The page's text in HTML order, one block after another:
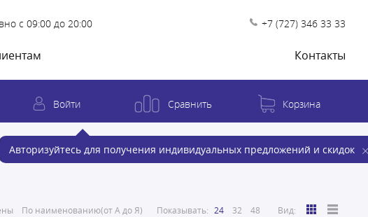
с 09:00 до 20:00 +7 (727) 346 33 33
Контакты
Войти
Авторизуйтесь для получения индивидуальных предложений и скидок
Сравнить Корзина
По наименованию(от А до Я) Показывать: 24 32 48 Вид: